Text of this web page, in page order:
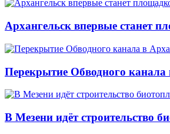
Архангельск впервые станет
Перекрытие Обводного канала
В Мезени идёт строительство